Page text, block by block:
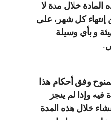
خلال مدة لا
إنتهاء كل شهر، على
و بأي وسيلة
وفق أحكام هذا
فيه وإذا لم ينجز
خلال هذه المدة